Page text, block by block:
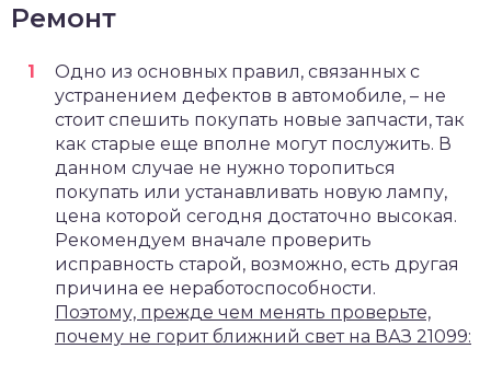
Ремонт
Одно из основных правил, связанных с
устранением дефектов в автомобиле, – не
стоит спешить покупать новые запчасти, так
как старые еще вполне могут послужить. В
данном случае не нужно торопиться
покупать или устанавливать новую лампу,
цена которой сегодня достаточно высокая.
Рекомендуем вначале проверить
исправность старой, возможно, есть другая
причина ее неработоспособности.
Поэтому, прежде чем менять проверьте,
почему не горит ближний свет на ВАЗ 21099: